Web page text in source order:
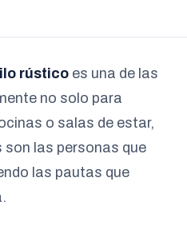
rústico es una de las
no solo para
o salas de estar,
son las personas que
las pautas que